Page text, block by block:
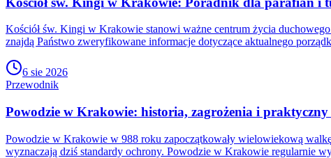
Kościół św. Kingi w Krakowie stanowi ważne centrum życia
znajdą Państwo zweryfikowane informacje dotyczące aktualnego
6 sie 2026
Przewodnik
Powodzie w Krakowie: historia, zagrożenia i
Powodzie w Krakowie w 988 roku zapoczątkowały wielowiekową
wyznaczają dziś standardy ochrony. Powodzie w Krakowie regularnie